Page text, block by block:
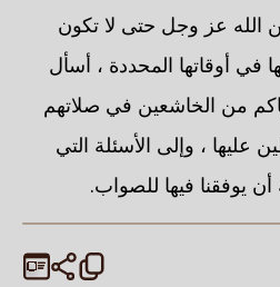
الله عز وجل حتى لا تكون
في أوقاتها المحددة ، أسأل
من الخاشعين في صلاتهم
عليها ، وإلى الأسئلة التي
يوفقنا فيها للصواب.